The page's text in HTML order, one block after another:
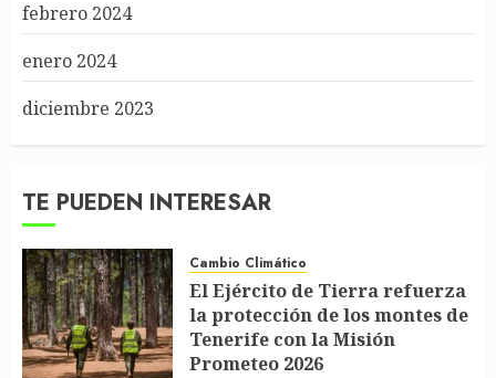
febrero 2024
enero 2024
diciembre 2023
TE PUEDEN INTERESAR
Cambio Climático
El Ejército de Tierra refuerza
la protección de los montes de
Tenerife con la Misión
Prometeo 2026